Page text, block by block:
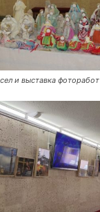
и выставка фоторабот